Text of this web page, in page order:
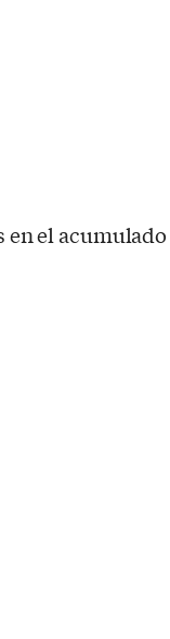
en el acumulado